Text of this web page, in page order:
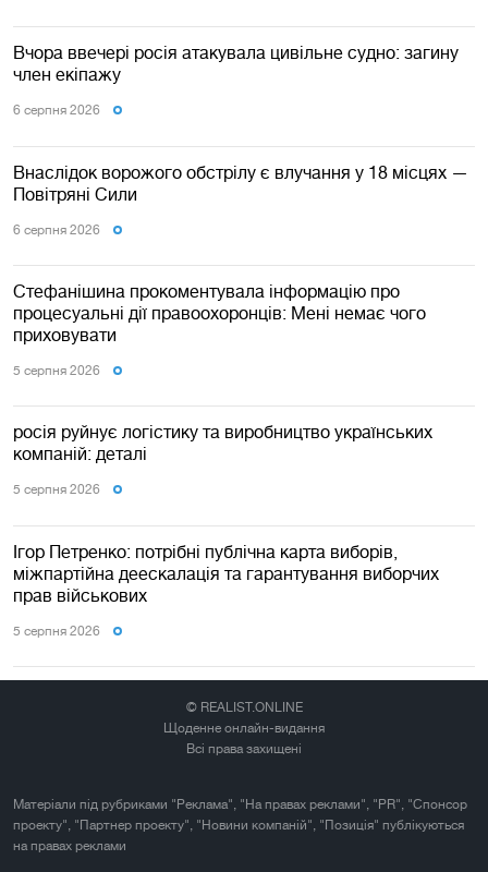
Вчора ввечері росія атакувала цивільне судно: загину
член екіпажу
6 серпня 2026
Внаслідок ворожого обстрілу є влучання у 18 місцях —
Повітряні Сили
6 серпня 2026
Стефанішина прокоментувала інформацію про
процесуальні дії правоохоронців: Мені немає чого
приховувати
5 серпня 2026
росія руйнує логістику та виробництво українських
компаній: деталі
5 серпня 2026
Ігор Петренко: потрібні публічна карта виборів,
міжпартійна деескалація та гарантування виборчих
прав військових
5 серпня 2026
© REALIST.ONLINE
Щоденне онлайн-видання
Всі права захищені
Матеріали під рубриками "Реклама", "На правах реклами", "PR", "Спонсор
проекту", "Партнер проекту", "Новини компаній", "Позиція" публікуються
на правах реклами